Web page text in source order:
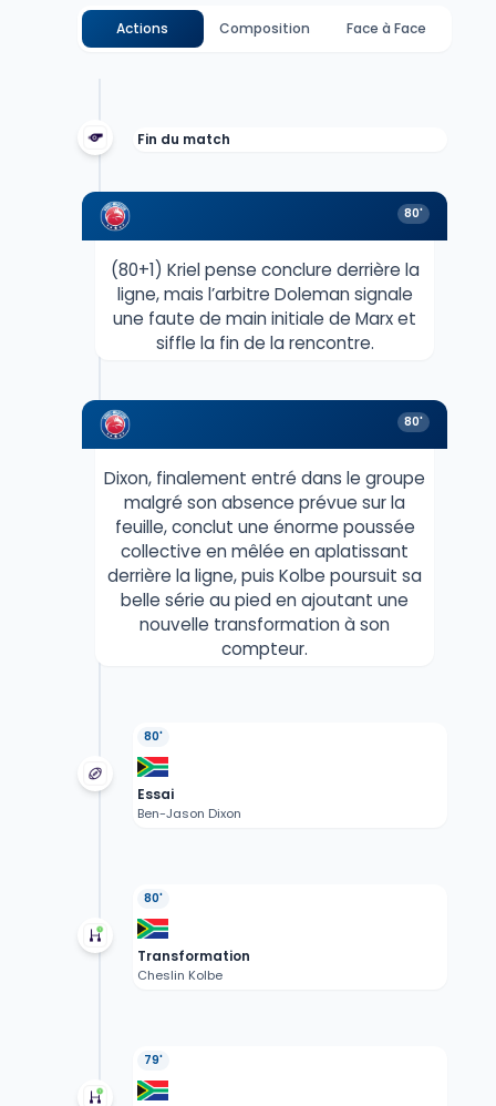
Actions Composition Face à Face
Fin du match
80'
(80+1) Kriel pense conclure derrière la
ligne, mais l’arbitre Doleman signale
une faute de main initiale de Marx et
siffle la fin de la rencontre.
80'
Dixon, finalement entré dans le groupe
malgré son absence prévue sur la
feuille, conclut une énorme poussée
collective en mêlée en aplatissant
derrière la ligne, puis Kolbe poursuit sa
belle série au pied en ajoutant une
nouvelle transformation à son
compteur.
80'
Essai
Ben-Jason Dixon
80'
Transformation
Cheslin Kolbe
79'